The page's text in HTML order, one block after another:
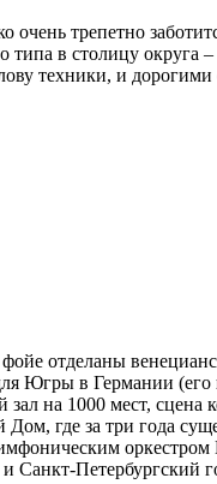
трепетно
типа в столицу округа
техники, и дорогими
отделаны
Югры в Германии
на 1000 мест, сцена
где за три года
оркестром
Петербургский